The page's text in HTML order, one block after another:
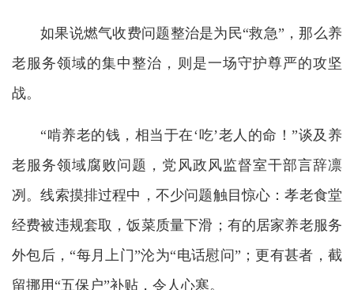
如果说燃气收费问题整治是为民“救急”，那么养
老服务领域的集中整治，则是一场守护尊严的攻坚
战。
“啃养老的钱，相当于在‘吃’老人的命！”谈及养
老服务领域腐败问题，党风政风监督室干部言辞凛
冽。线索摸排过程中，不少问题触目惊心：孝老食堂
经费被违规套取，饭菜质量下滑；有的居家养老服务
外包后，“每月上门”沦为“电话慰问”；更有甚者，截
留挪用“五保户”补贴，令人心寒。